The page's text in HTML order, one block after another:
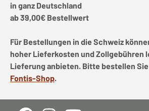
in ganz Deutschland
ab 39,00€ Bestellwert
Für Bestellungen in die Schweiz
hoher Lieferkosten und Zollgebühren
Lieferung anbieten. Bitte bestellen
Fontis-Shop.